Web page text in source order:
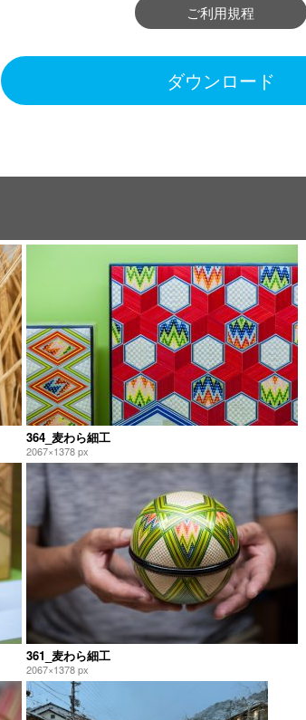
ご利用規程
ダウンロード
364_麦わら細工
2067×1378 px
361_麦わら細工
2067×1378 px